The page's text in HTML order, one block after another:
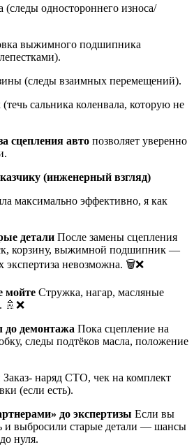
(следы одностороннего износа/
выжимного подшипника
(следы взаимных перемещений).
сальника коленвала, которую не
сцепления авто позволяет уверенно
(инженерный взгляд)
максимально эффективно, я как
детали После замены сцепления
корзину, выжимной подшипник —
экспертиза невозможна. 🗑️❌
мойте Стружка, нагар, масляные
🚿❌
до демонтажа Пока сцепление на
следы подтёков масла, положение
Заказ- наряд СТО, чек на комплект
(если есть).
до экспертизы Если вы
и выбросили старые детали — шансы
нуля.